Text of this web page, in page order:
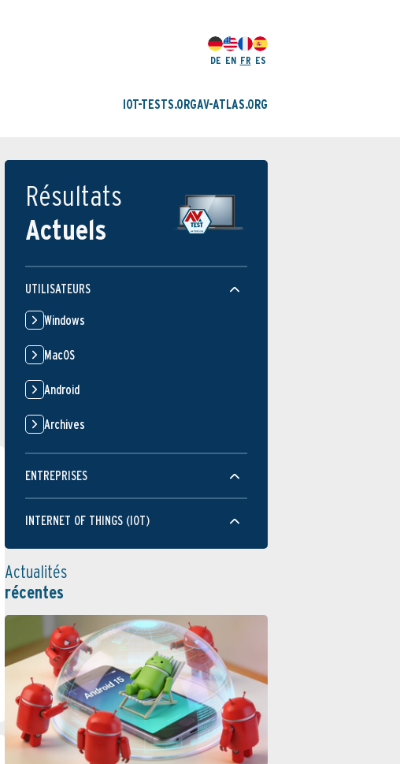
DE EN FR ES
IOT-TESTS.ORGAV-ATLAS.ORG
Résultats
Actuels
UTILISATEURS
Windows
MacOS
Android
Archives
ENTREPRISES
INTERNET OF THINGS (IOT)
Actualités
récentes